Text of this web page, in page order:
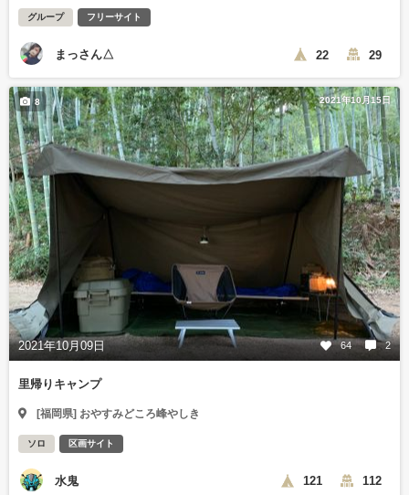
グループ フリーサイト
まっさん△ 22 29
2021年10月15日
2021年10月09日 64 2
8
里帰りキャンプ
[福岡県] おやすみどころ峰やしき
ソロ 区画サイト
水鬼 121 112